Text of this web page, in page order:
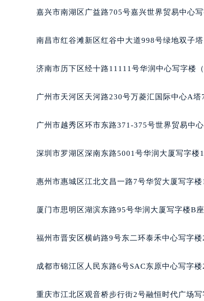
海口市龙华区金贸东路5号海
台州市椒江区东海大道1800
甘肃省兰州市七里河区西津西
黑龙江省大庆市萨尔图区会战
黑龙江省黑河市爱辉区中央街
黑龙江省佳木斯市向阳区长安
黑龙江省七台河市桃山区大同
黑龙江省双鸭山市尖山区新兴
黑龙江省伊春市伊美区通河路
吉林省白山市浑江区浑江大街
吉林省辽源市龙山区人民大街
嘉兴市南湖区广益路705号嘉兴世界贸易中心
南昌市红谷滩新区红谷中大道998号绿地双子
济南市历下区经十路11111号华润中心写字楼
广州市天河区天河路230号万菱汇国际中心A塔
广州市越秀区环市东路371-375号世界贸易中
深圳市罗湖区深南东路5001号华润大厦写字楼
惠州市惠城区江北文昌一路7号华贸大厦写字楼
厦门市思明区湖滨东路95号华润大厦写字楼B
福州市晋安区横屿路9号东二环泰禾中心写字
成都市锦江区人民东路6号SAC东原中心写字
重庆市江北区观音桥步行街2号融恒时代广场写